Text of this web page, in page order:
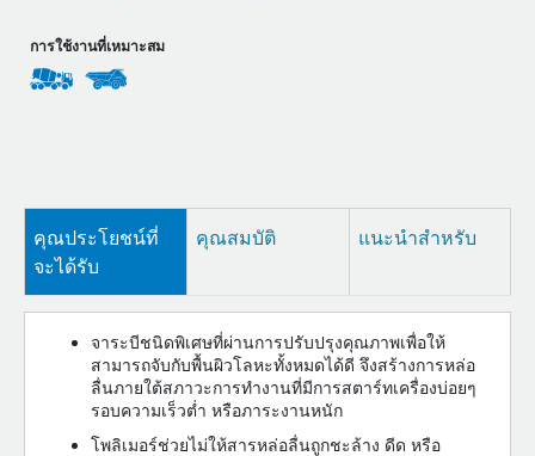
การใช้งานที่เหมาะสม
คุณประโยชน์ที่
จะได้รับ
คุณสมบัติ แนะนำสำหรับ
จาระบีชนิดพิเศษที่ผ่านการปรับปรุงคุณภาพเพื่อให้
สามารถจับกับพื้นผิวโลหะทั้งหมดได้ดี จึงสร้างการหล่อ
ลื่นภายใต้สภาวะการทำงานที่มีการสตาร์ทเครื่องบ่อยๆ
รอบความเร็วต่ำ หรือภาระงานหนัก
โพลิเมอร์ช่วยไม่ให้สารหล่อลื่นถูกชะล้าง ดีด หรือ